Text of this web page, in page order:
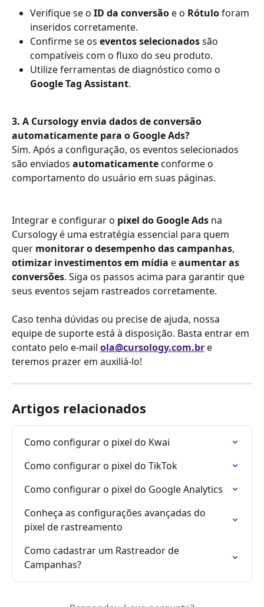
Verifique se o ID da conversão e o Rótulo foram
inseridos corretamente.
Confirme se os eventos selecionados são
compatíveis com o fluxo do seu produto.
Utilize ferramentas de diagnóstico como o
Google Tag Assistant.
3. A Cursology envia dados de conversão
automaticamente para o Google Ads?
Sim. Após a configuração, os eventos selecionados
são enviados automaticamente conforme o
comportamento do usuário em suas páginas.
Integrar e configurar o pixel do Google Ads na
Cursology é uma estratégia essencial para quem
quer monitorar o desempenho das campanhas,
otimizar investimentos em mídia e aumentar as
conversões. Siga os passos acima para garantir que
seus eventos sejam rastreados corretamente.
Caso tenha dúvidas ou precise de ajuda, nossa
equipe de suporte está à disposição. Basta entrar em
contato pelo e-mail ola@cursology.com.br e
teremos prazer em auxiliá-lo!
Artigos relacionados
Como configurar o pixel do Kwai
Como configurar o pixel do TikTok
Como configurar o pixel do Google Analytics
Conheça as configurações avançadas do
pixel de rastreamento
Como cadastrar um Rastreador de
Campanhas?